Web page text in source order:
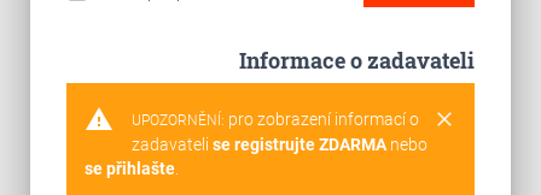
Informace o zadavateli
warning clear
UPOZORNĚNÍ: pro zobrazení informací o
zadavateli se registrujte ZDARMAnebo
se přihlašte.